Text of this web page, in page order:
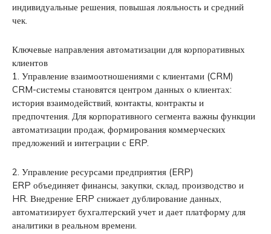
индивидуальные решения, повышая лояльность и средний
чек.
Ключевые направления автоматизации для корпоративных
клиентов
1. Управление взаимоотношениями с клиентами (CRM)
CRM-системы становятся центром данных о клиентах:
история взаимодействий, контакты, контракты и
предпочтения. Для корпоративного сегмента важны функции
автоматизации продаж, формирования коммерческих
предложений и интеграции с ERP.
2. Управление ресурсами предприятия (ERP)
ERP объединяет финансы, закупки, склад, производство и
HR. Внедрение ERP снижает дублирование данных,
автоматизирует бухгалтерский учет и дает платформу для
аналитики в реальном времени.